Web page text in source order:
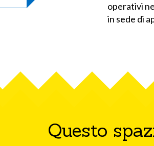
operativi
in sede di
Questo